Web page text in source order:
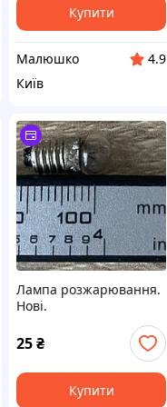
Купити
Малюшко
4.9
Київ
Лампа розжарювання.
Нові.
25₴
Купити